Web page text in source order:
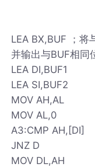
LEA BX,BUF ；将
并输出与BUF相同
LEA DI,BUF1
LEA SI,BUF2
MOV AH,AL
MOV AL,0
A3:CMP AH,[DI]
JNZ D
MOV DL,AH